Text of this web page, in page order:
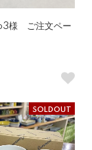
様 ご注文ペー
SOLDOUT